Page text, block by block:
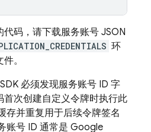
码，请下载服务账号 JSON
环
。
必须发现服务账号 ID 字
首次创建自定义令牌时执行此
存并重复用于后续令牌签名
账号 ID 通常是 Google